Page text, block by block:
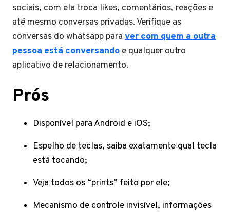
sociais, com ela troca likes, comentários, reações e
até mesmo conversas privadas. Verifique as
conversas do whatsapp para ver com quem a outra
pessoa está conversando e qualquer outro
aplicativo de relacionamento.
Prós
Disponível para Android e iOS;
Espelho de teclas, saiba exatamente qual tecla
está tocando;
Veja todos os “prints” feito por ele;
Mecanismo de controle invisível, informações